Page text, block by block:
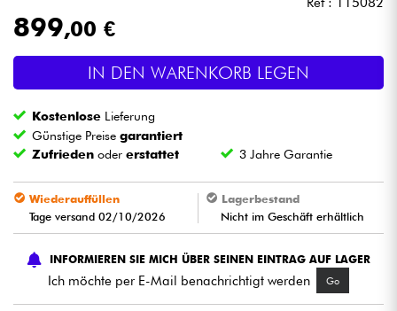
Licht
Drums
Blasinstrumente
Kinder
899,00 €
IN DEN WARENKORB LEGEN
Kostenlose Lieferung
Günstige Preisegarantiert
Zufrieden odererstattet 3 Jahre Garantie
Wiederauffüllen
Tage versand 02/10/2026
Lagerbestand
Nicht im Geschäft erhältlich
INFORMIEREN SIE MICH ÜBER SEINEN EINTRAG AUF LAGER
Ich möchte per E-Mail benachrichtigt werden Go